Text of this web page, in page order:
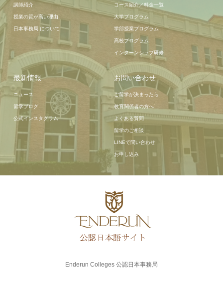
講師紹介
授業の質が高い理由
日本事務局 について
コース紹介／料金一覧
大学プログラム
学部授業プログラム
高校プログラム
インターンシップ研修
最新情報
ニュース
留学ブログ
公式インスタグラム
お問い合わせ
ご留学が決まったら
教育関係者の方へ
よくある質問
留学のご相談
LINEで問い合わせ
お申し込み
Enderun Colleges 公認日本事務局